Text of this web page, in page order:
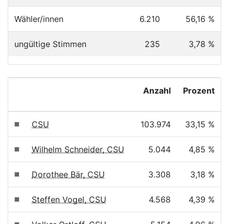
Wähler/innen 6.210 56,16 %
ungültige Stimmen 235 3,78 %
Anzahl Prozent
CSU 103.974 33,15 %
Wilhelm Schneider, CSU 5.044 4,85 %
Dorothee Bär, CSU 3.308 3,18 %
Steffen Vogel, CSU 4.568 4,39 %